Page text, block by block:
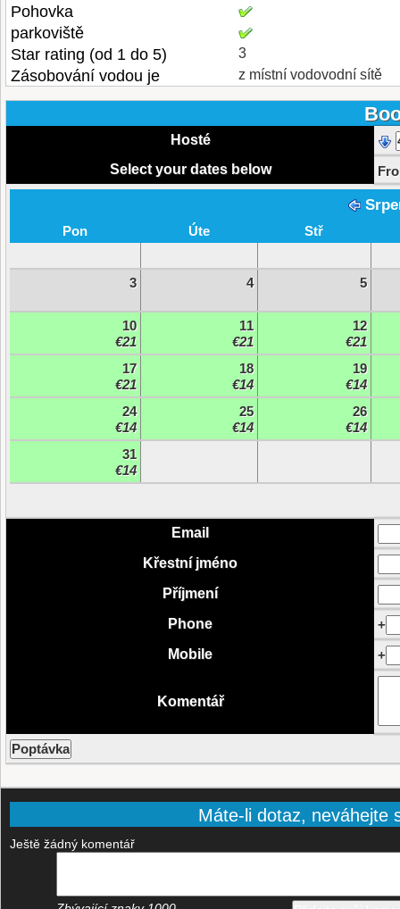
Pohovka
parkoviště
Star rating (od 1 do 5)
3
Zásobování vodou je z místní vodovodní sítě
Hosté
Select your dates below
Pon Úte Stř
3 4 5
10
€21
11
€21
12
€21
17
€21
18
€14
19
€14
24
€14
25
€14
26
€14
31
€14
Email
Křestní jméno
Příjmení
Phone
+
Mobile
+
Komentář
Máte-li dotaz, neváhejte
Ještě žádný komentář